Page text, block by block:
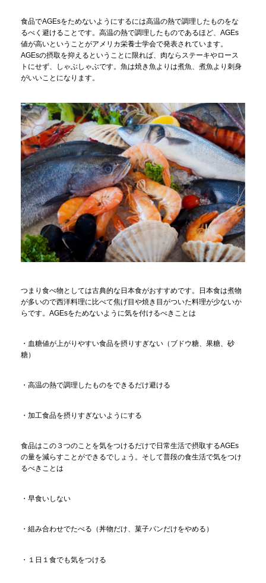
食品でAGEsをためないようにするには高温の熱で調理したものをな
るべく避けることです。高温の熱で調理したものであるほど、AGEs
値が高いということがアメリカ栄養士学会で発表されています。
AGEsの摂取を抑えるということに限れば、肉ならステーキやロース
トにせず、しゃぶしゃぶです。魚は焼き魚よりは煮魚、煮魚より刺身
がいいことになります。
つまり食べ物としては古典的な日本食がおすすめです。日本食は煮物
が多いので西洋料理に比べて焦げ目や焼き目がついた料理が少ないか
らです。AGEsをためないように気を付けるべきことは
・血糖値が上がりやすい食品を摂りすぎない（ブドウ糖、果糖、砂
糖）
・高温の熱で調理したものをできるだけ避ける
・加工食品を摂りすぎないようにする
食品はこの３つのことを気をつけるだけで日常生活で摂取するAGEs
の量を減らすことができるでしょう。そして普段の食生活で気をつけ
るべきことは
・早食いしない
・組み合わせでたべる（丼物だけ、菓子パンだけをやめる）
・１日１食でも気をつける